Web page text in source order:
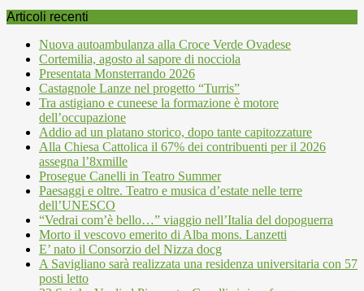
Articoli recenti
Nuova autoambulanza alla Croce Verde Ovadese
Cortemilia, agosto al sapore di nocciola
Presentata Monsterrando 2026
Castagnole Lanze nel progetto “Turris”
Tra astigiano e cuneese la formazione è motore
dell’occupazione
Addio ad un platano storico, dopo tante capitozzature
Alla Chiesa Cattolica il 67% dei contribuenti per il 2026
assegna l’8xmille
Prosegue Canelli in Teatro Summer
Paesaggi e oltre. Teatro e musica d’estate nelle terre
dell’UNESCO
“Vedrai com’è bello…” viaggio nell’Italia del dopoguerra
Morto il vescovo emerito di Alba mons. Lanzetti
E’ nato il Consorzio del Nizza docg
A Savigliano sarà realizzata una residenza universitaria con 57
posti letto